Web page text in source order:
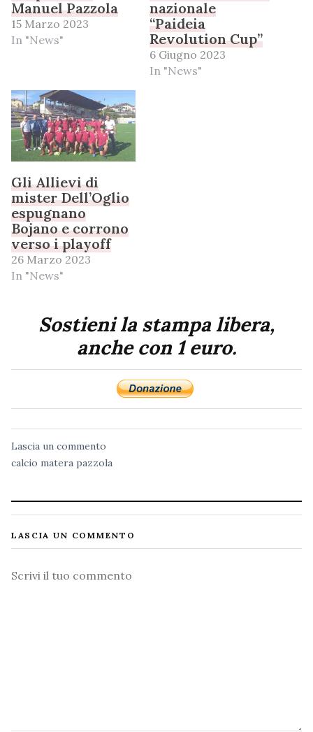
Manuel Pazzola
15 Marzo 2023
In "News"
nazionale
“Paideia
Revolution Cup”
6 Giugno 2023
In "News"
Gli Allievi di
mister Dell’Oglio
espugnano
Bojano e corrono
verso i playoff
26 Marzo 2023
In "News"
Sostieni la stampa libera,
anche con 1 euro.
Lascia un commento
calcio matera pazzola
LASCIA UN COMMENTO
Commento